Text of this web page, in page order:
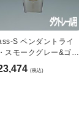
S ペンダントライ
スモークグレー&ゴー
| ダクトレール用
(税込)